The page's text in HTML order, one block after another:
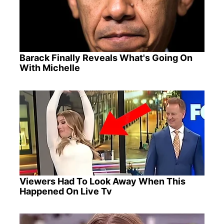
Barack Finally Reveals What's Going On
With Michelle
Viewers Had To Look Away When This
Happened On Live Tv